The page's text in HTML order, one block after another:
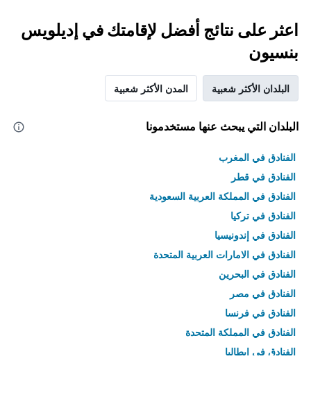
اعثر على نتائج أفضل لإقامتك في إديلويس
بنسيون
البلدان الأكثر شعبية المدن الأكثر شعبية
البلدان التي يبحث عنها مستخدمونا
الفنادق في المغرب
الفنادق في قطر
الفنادق في المملكة العربية السعودية
الفنادق في تركيا
الفنادق في إندونيسيا
الفنادق في الامارات العربية المتحدة
الفنادق في البحرين
الفنادق في مصر
الفنادق في فرنسا
الفنادق في المملكة المتحدة
الفنادق في إيطاليا